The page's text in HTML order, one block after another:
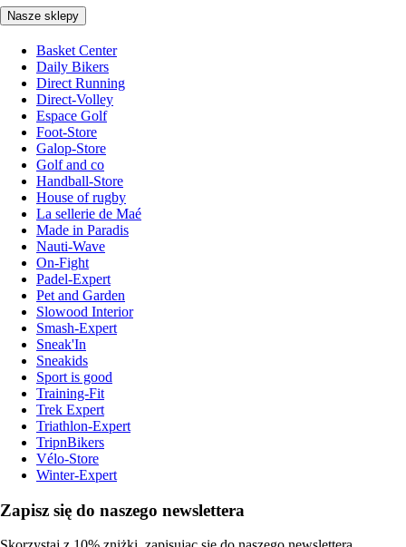
Nasze sklepy
Basket Center
Daily Bikers
Direct Running
Direct-Volley
Espace Golf
Foot-Store
Galop-Store
Golf and co
Handball-Store
House of rugby
La sellerie de Maé
Made in Paradis
Nauti-Wave
On-Fight
Padel-Expert
Pet and Garden
Slowood Interior
Smash-Expert
Sneak'In
Sneakids
Sport is good
Training-Fit
Trek Expert
Triathlon-Expert
TripnBikers
Vélo-Store
Winter-Expert
Zapisz się do naszego newslettera